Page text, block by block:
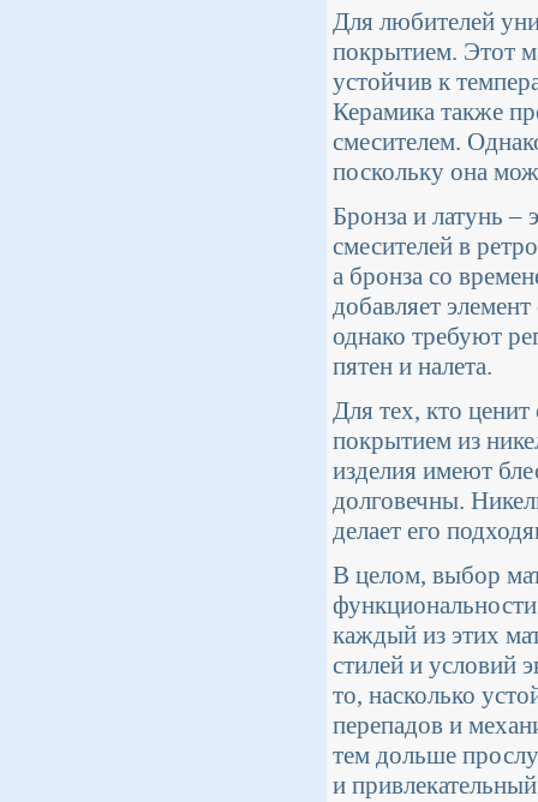
Для любителей
покрытием. Этот
устойчив к
Керамика также
смесителем.
поскольку она
Бронза и латунь –
смесителей в
а бронза со
добавляет
однако требуют
пятен и налета.
Для тех, кто
покрытием из
изделия имеют
долговечны.
делает его
В целом, выбор
каждый из этих
стилей и условий
то, насколько
перепадов и
тем дольше
и